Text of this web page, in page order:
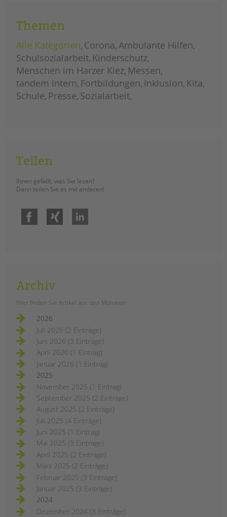
NEWS/BLOG
unkuerzbar
Briefe an Kai
PRESSE
Magazin
Intranet
Themen
Alle Kategorien Corona Ambulante Hilfen
Schulsozialarbeit Kinderschutz
Menschen im Harzer Kiez Messen
tandem intern Fortbildungen Inklusion Kita
Schule Presse Sozialarbeit
Teilen
Ihnen gefällt, was Sie lesen?
Dann teilen Sie es mit anderen!
Facebook
Archiv
Hier finden Sie Artikel aus den Monaten
2026
Juli 2026 (2 Einträge)
Juni 2026 (3 Einträge)
April 2026 (1 Eintrag)
Januar 2026 (1 Eintrag)
2025
November 2025 (1 Eintrag)
September 2025 (2 Einträge)
August 2025 (2 Einträge)
Juli 2025 (4 Einträge)
Juni 2025 (1 Eintrag)
Mai 2025 (3 Einträge)
April 2025 (2 Einträge)
März 2025 (2 Einträge)
Februar 2025 (3 Einträge)
Januar 2025 (3 Einträge)
2024
Dezember 2024 (3 Einträge)